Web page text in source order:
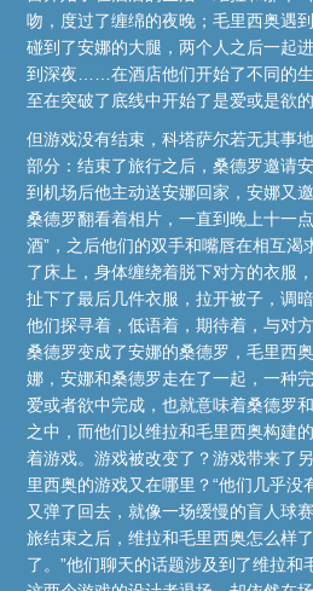
吻，度过了缠绵的夜晚；毛里西奥遇
碰到了安娜的大腿，两个人之后一起
到深夜……在酒店他们开始了不同的
至在突破了底线中开始了是爱或是欲的
但游戏没有结束，科塔萨尔若无其事
部分：结束了旅行之后，桑德罗邀请
到机场后他主动送安娜回家，安娜又
桑德罗翻看着相片，一直到晚上十一
酒”，之后他们的双手和嘴唇在相互渴
了床上，身体缠绕着脱下对方的衣服
扯下了最后几件衣服，拉开被子，调
他们探寻着，低语着，期待着，与对
桑德罗变成了安娜的桑德罗，毛里西
娜，安娜和桑德罗走在了一起，一种
爱或者欲中完成，也就意味着桑德罗
之中，而他们以维拉和毛里西奥构建
着游戏。游戏被改变了？游戏带来了
里西奥的游戏又在哪里？“他们几乎没
又弹了回去，就像一场缓慢的盲人球
旅结束之后，维拉和毛里西奥怎么样
了。”他们聊天的话题涉及到了维拉和